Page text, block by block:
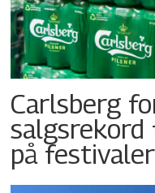
Carlsberg
på festivaler